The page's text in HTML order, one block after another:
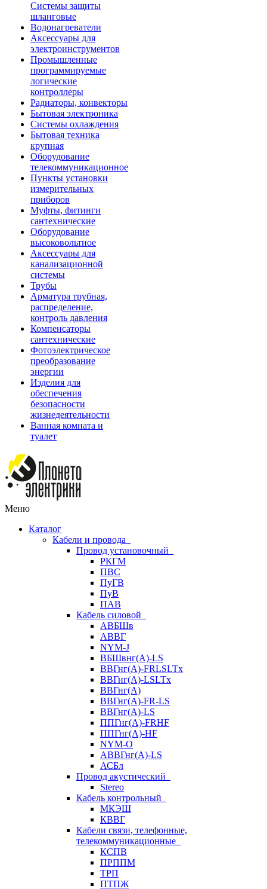
Системы защиты
шланговые
Водонагреватели
Аксессуары для
электроинструментов
Промышленные
программируемые
логические
контроллеры
Радиаторы, конвекторы
Бытовая электроника
Системы охлаждения
Бытовая техника
крупная
Оборудование
телекоммуникационное
Пункты установки
измерительных
приборов
Муфты, фитинги
сантехнические
Оборудование
высоковольтное
Аксессуары для
канализационной
системы
Трубы
Арматура трубная,
распределение,
контроль давления
Компенсаторы
сантехнические
Фотоэлектрическое
преобразование
энергии
Изделия для
обеспечения
безопасности
жизнедеятельности
Ванная комната и
туалет
Меню
Каталог
Кабели и провода
Провод установочный
РКГМ
ПВС
ПуГВ
ПуВ
ПАВ
Кабель силовой
АВБШв
АВВГ
NYM-J
ВБШвнг(А)-LS
ВВГнг(A)-FRLSLTx
ВВГнг(A)-LSLTx
ВВГнг(А)
ВВГнг(А)-FR-LS
ВВГнг(А)-LS
ППГнг(А)-FRHF
ППГнг(А)-HF
NYM-O
АВВГнг(А)-LS
АСБл
Провод акустический
Stereo
Кабель контрольный
МКЭШ
КВВГ
Кабели связи, телефонные,
телекоммуникационные
КСПВ
ПРППМ
ТРП
ПТПЖ